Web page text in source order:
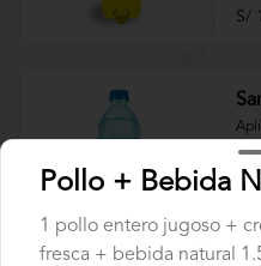
S/
m/
S/
Pollo + Bebida
1 pollo entero jugoso +
fresca + bebida natural